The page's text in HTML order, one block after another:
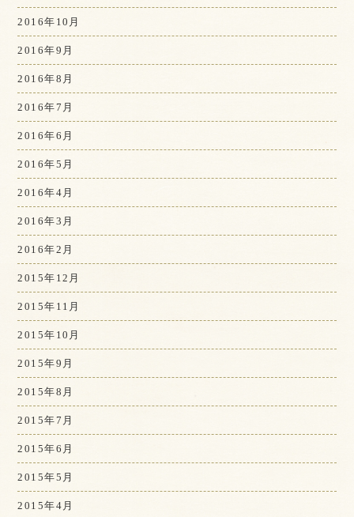
2016年10月
2016年9月
2016年8月
2016年7月
2016年6月
2016年5月
2016年4月
2016年3月
2016年2月
2015年12月
2015年11月
2015年10月
2015年9月
2015年8月
2015年7月
2015年6月
2015年5月
2015年4月